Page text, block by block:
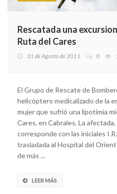
Rescatada una
Ruta del Cares
31 de Agosto de 2011 0
El Grupo de Rescate de
helicóptero medicalizado de la
mujer que sufrió una lipotimia
Cares, en Cabrales. La
corresponde con las iniciales
trasladada al Hospital del
de más ...
LEER MÁS